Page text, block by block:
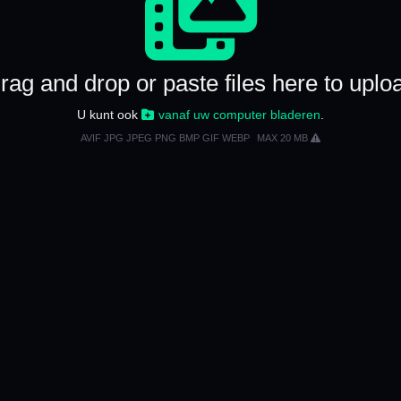
and drop or paste files here to
U kunt ook vanaf uw computer bladeren
AVIF JPG JPEG PNG BMP GIF WEBP MAX 20 MB